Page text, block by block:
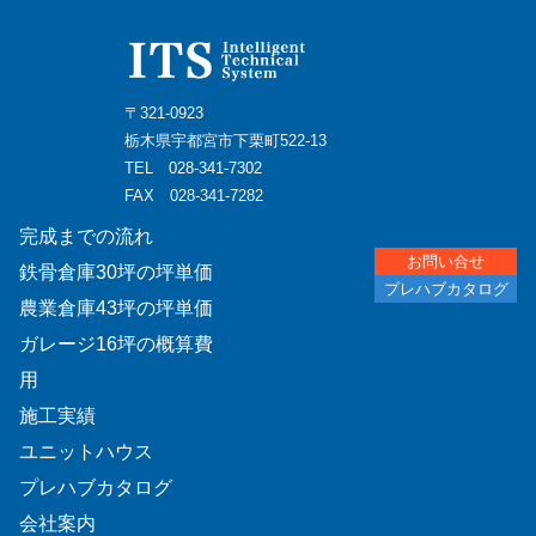
〒321-0923
栃木県宇都宮市下栗町522-13
TEL 028-341-7302
FAX 028-341-7282
完成までの流れ
鉄骨倉庫30坪の坪単価
農業倉庫43坪の坪単価
ガレージ16坪の概算費
用
施工実績
ユニットハウス
プレハブカタログ
会社案内
お問い合せ
プレハブカタログ